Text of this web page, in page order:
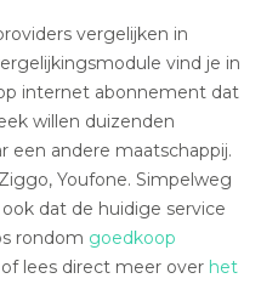
vergelijken in
vind je in
internet abonnement dat
willen duizenden
een andere maatschappij.
Youfone. Simpelweg
dat de huidige service
rondom goedkoop
of lees direct meer over het